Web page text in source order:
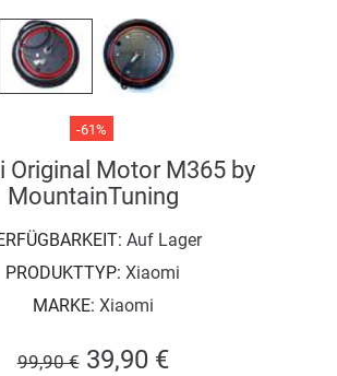
-61%
Original Motor M365 by
MountainTuning
Auf Lager
PRODUKTTYP: Xiaomi
MARKE: Xiaomi
99,90 € 39,90 €